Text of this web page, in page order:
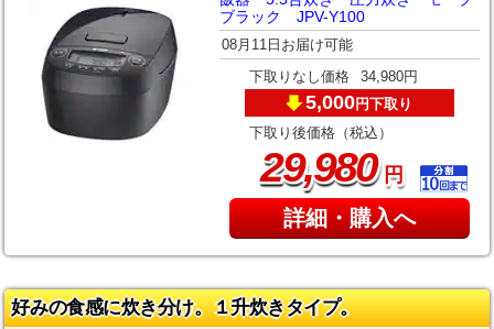
ブラック JPV-Y100
08月11日お届け可能
下取りなし価格 34,980円
5,000円下取り
下取り後価格（税込）
29,980円
詳細・購入へ
好みの食感に炊き分け。１升炊きタイプ。